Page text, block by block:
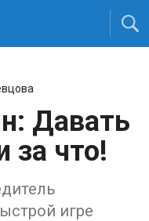
Давать
за что!
игре